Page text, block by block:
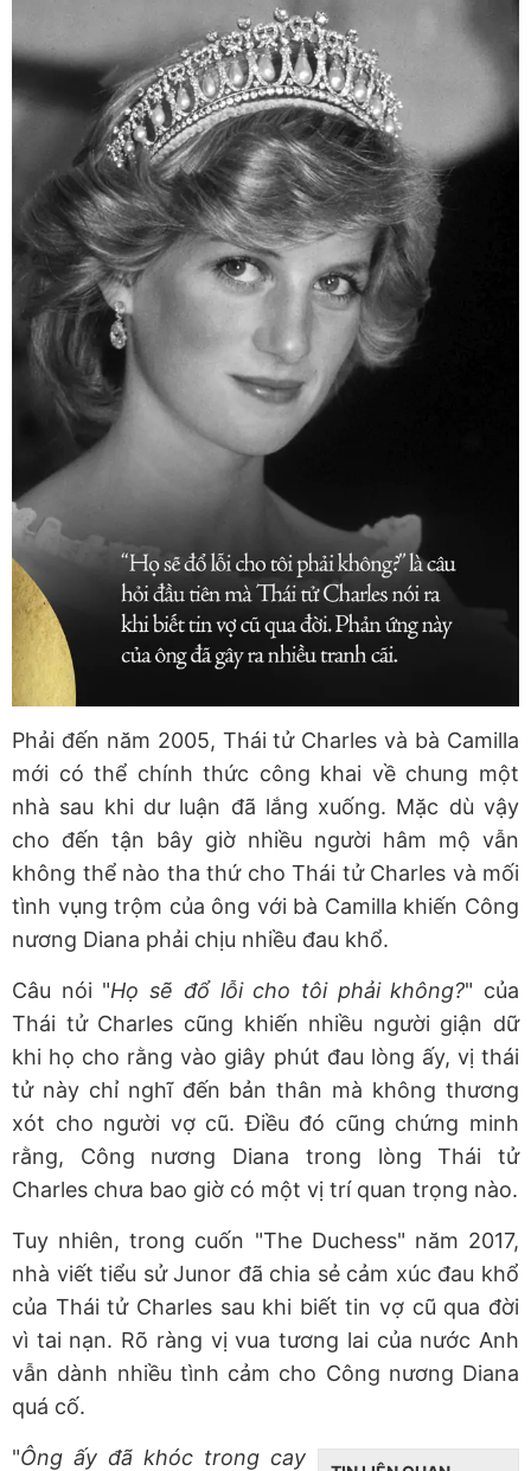
Phải đến năm 2005, Thái tử Charles và bà Camilla
mới có thể chính thức công khai về chung một
nhà sau khi dư luận đã lắng xuống. Mặc dù vậy
cho đến tận bây giờ nhiều người hâm mộ vẫn
không thể nào tha thứ cho Thái tử Charles và mối
tình vụng trộm của ông với bà Camilla khiến Công
nương Diana phải chịu nhiều đau khổ.
Câu nói "Họ sẽ đổ lỗi cho tôi phải không?" của
Thái tử Charles cũng khiến nhiều người giận dữ
khi họ cho rằng vào giây phút đau lòng ấy, vị thái
tử này chỉ nghĩ đến bản thân mà không thương
xót cho người vợ cũ. Điều đó cũng chứng minh
rằng, Công nương Diana trong lòng Thái tử
Charles chưa bao giờ có một vị trí quan trọng nào.
Tuy nhiên, trong cuốn "The Duchess" năm 2017,
nhà viết tiểu sử Junor đã chia sẻ cảm xúc đau khổ
của Thái tử Charles sau khi biết tin vợ cũ qua đời
vì tai nạn. Rõ ràng vị vua tương lai của nước Anh
vẫn dành nhiều tình cảm cho Công nương Diana
quá cố.
"Ông ấy đã khóc trong cay